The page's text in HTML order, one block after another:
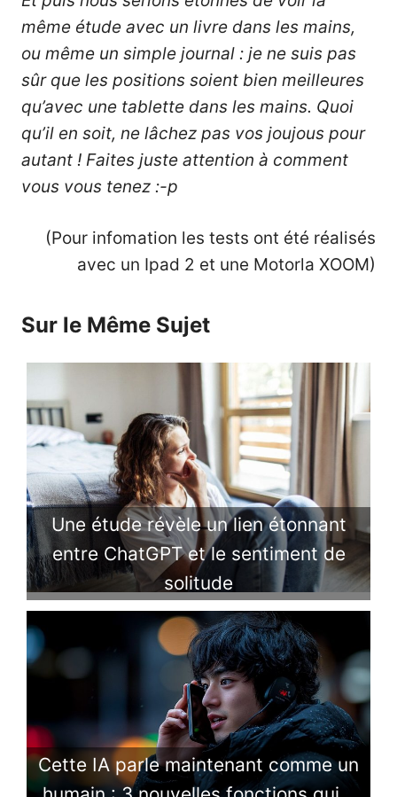
même étude avec un livre dans les mains,
ou même un simple journal : je ne suis pas
sûr que les positions soient bien meilleures
qu’avec une tablette dans les mains. Quoi
qu’il en soit, ne lâchez pas vos joujous pour
autant ! Faites juste attention à comment
vous vous tenez :-p
(Pour infomation les tests ont été réalisés
avec un Ipad 2 et une Motorla XOOM)
Sur le Même Sujet
Une étude révèle un lien étonnant
entre ChatGPT et le sentiment de
solitude
Cette IA parle maintenant comme un